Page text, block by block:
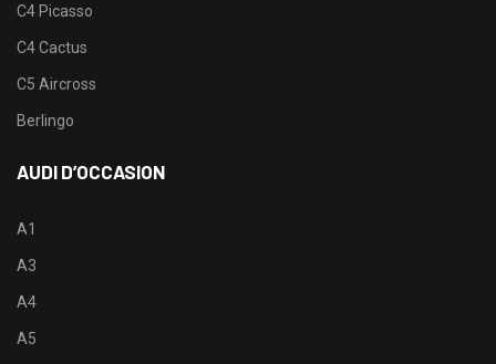
C4 Picasso
C4 Cactus
C5 Aircross
Berlingo
AUDI D’OCCASION
A1
A3
A4
A5